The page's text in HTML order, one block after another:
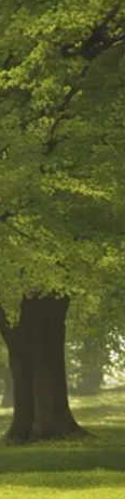
QUI
cette ville,
nous
avons à
pour
vous afin